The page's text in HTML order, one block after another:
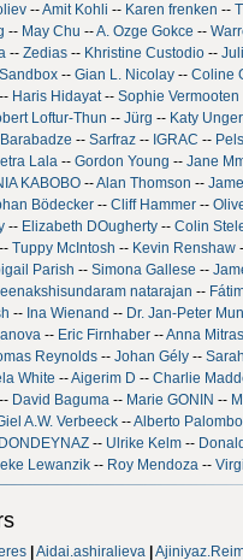
--Amit Kohli -- Karen frenken --
-- May Chu --A. Ozge Gokce --
-- Zedias-- Khristine Custodio--
-- Gian L. Nicolay-- Coline
Haris Hidayat-- Sophie Vermooten
Loftur-Thun -- Jürg -- Katy
-- Sarfraz-- IGRAC -- Pels
Lala-- Gordon Young -- Jane
KABOBO--Alan Thomson --
Bödecker-- Cliff Hammer--
-- Elizabeth DOugherty-- Colin
-- Tuppy McIntosh -- Kevin Renshaw
Parish -- Simona Gallese --
natarajan --
-- Ina Wienand -- Dr. Jan-Peter
-- Eric Firnhaber--Anna
Reynolds-- Johan Gély--
White --Aigerim D -- Charlie
David Baguma-- Marie GONIN --
A.W. Verbeeck--Alberto Palombo
-- Ulrike Kelm--
Lewanzik-- Roy Mendoza--
|Aidai.ashiralieva |